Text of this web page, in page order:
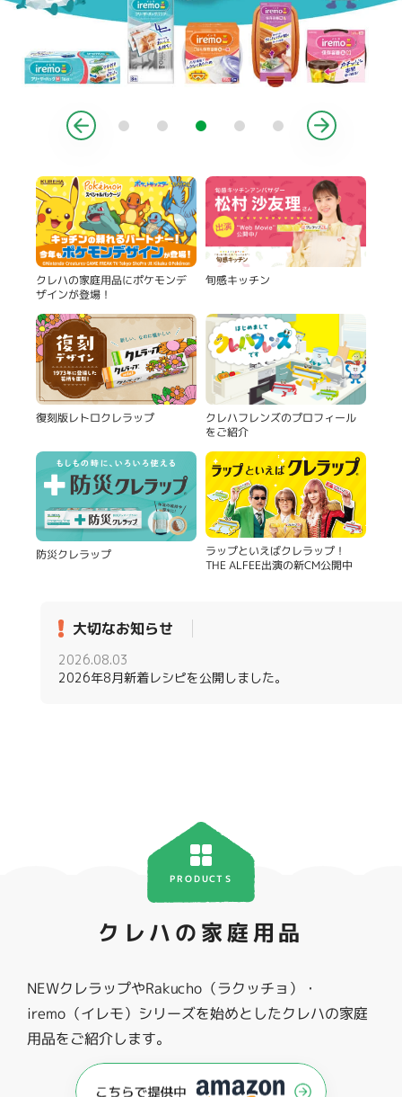
クレハの家庭用品にポケモンデ
ザインが登場！
旬感キッチン
復刻版レトロクレラップ クレハフレンズのプロフィール
をご紹介
防災クレラップ ラップといえばクレラップ！
THE ALFEE出演の新CM公開中
大切なお知らせ
2026.08.03
2026年8月新着レシピを公開しました。
PRODUCTS
クレハの家庭用品
NEWクレラップやRakucho（ラクッチョ）・
iremo（イレモ）シリーズを始めとしたクレハの家庭
用品をご紹介します。